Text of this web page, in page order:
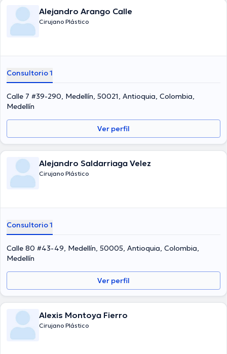
Alejandro Arango Calle
Cirujano Plástico
Consultorio 1
Calle 7 #39-290, Medellín, 50021, Antioquia, Colombia,
Medellín
Ver perfil
Alejandro Saldarriaga Velez
Cirujano Plástico
Consultorio 1
Calle 80 #43-49, Medellín, 50005, Antioquia, Colombia,
Medellín
Ver perfil
Alexis Montoya Fierro
Cirujano Plástico